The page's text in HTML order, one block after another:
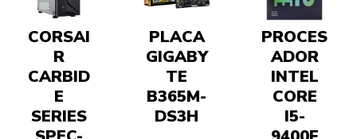
CORSAI
R
CARBID
E
SERIES
PLACA
GIGABY
TE
B365M-
DS3H
PROCES
ADOR
INTEL
CORE
I5-